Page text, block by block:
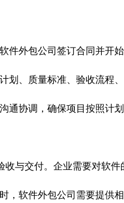
件外包公司签订合同并开
划、质量标准、验收流程
通协调，确保项目按照计
与交付。企业需要对软
，软件外包公司需要提供